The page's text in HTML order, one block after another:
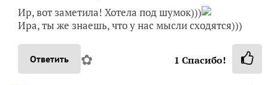
Ир, вот заметила! Хотела под шумок)))
Ира, ты же знаешь, что у нас мысли сходятся)))
Ответить ✿ 1 Спасибо!